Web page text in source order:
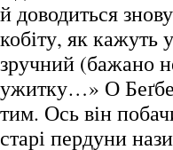
й доводиться
кобіту, як кажуть
зручний (бажано
ужитку…» О
тим. Ось він
старі пердуни